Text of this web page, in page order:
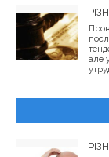
але